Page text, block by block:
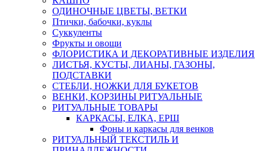
ОДИНОЧНЫЕ ЦВЕТЫ, ВЕТКИ
Птички, бабочки, куклы
Суккуленты
Фрукты и овощи
ФЛОРИСТИКА И ДЕКОРАТИВНЫЕ ИЗДЕЛИЯ
ЛИСТЬЯ, КУСТЫ, ЛИАНЫ, ГАЗОНЫ,
ПОДСТАВКИ
СТЕБЛИ, НОЖКИ ДЛЯ БУКЕТОВ
ВЕНКИ, КОРЗИНЫ РИТУАЛЬНЫЕ
РИТУАЛЬНЫЕ ТОВАРЫ
КАРКАСЫ, ЕЛКА, ЕРШ
Фоны и каркасы для венков
РИТУАЛЬНЫЙ ТЕКСТИЛЬ И